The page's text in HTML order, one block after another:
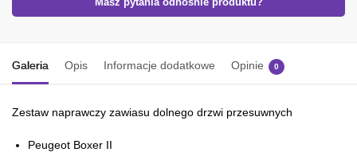
Masz pytania odnośnie produktu?
Galeria Opis Informacje dodatkowe Opinie 0
Zestaw naprawczy zawiasu dolnego drzwi przesuwnych
Peugeot Boxer II